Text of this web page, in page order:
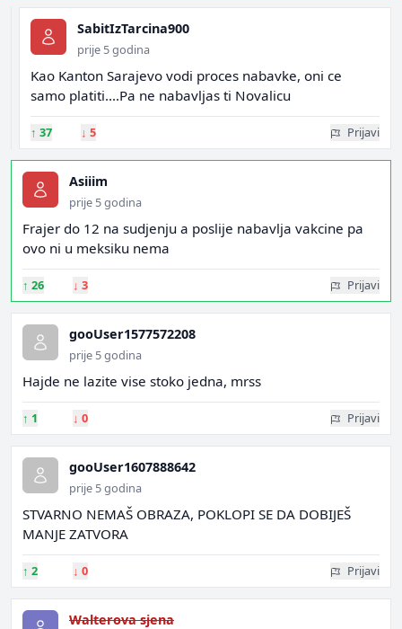
SabitIzTarcina900
prije 5 godina
Kao Kanton Sarajevo vodi proces nabavke, oni ce
samo platiti....Pa ne nabavljas ti Novalicu
↑ 37 ↓ 5 Prijavi
Asiiim
prije 5 godina
Frajer do 12 na sudjenju a poslije nabavlja vakcine pa
ovo ni u meksiku nema
↑ 26 ↓ 3 Prijavi
gooUser1577572208
prije 5 godina
Hajde ne lazite vise stoko jedna, mrss
↑ 1 ↓ 0 Prijavi
gooUser1607888642
prije 5 godina
STVARNO NEMAŠ OBRAZA, POKLOPI SE DA DOBIJEŠ
MANJE ZATVORA
↑ 2 ↓ 0 Prijavi
Walterova sjena